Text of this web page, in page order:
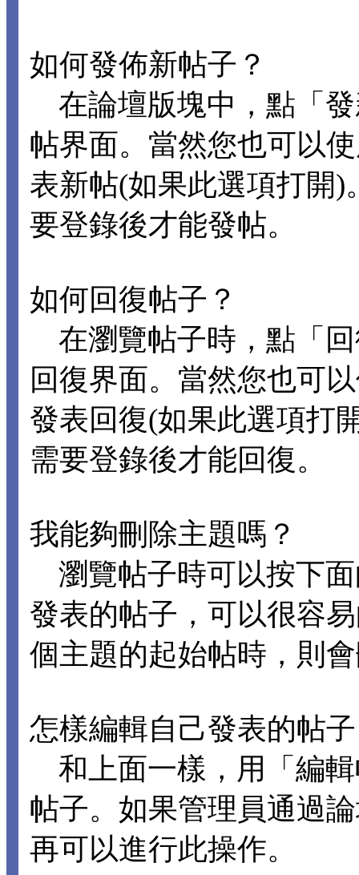
如何發佈新帖子？
在論壇版塊中，點「
帖界面。當然您也可以
表新帖(如果此選項打開
要登錄後才能發帖。
如何回復帖子？
在瀏覽帖子時，點「
回復界面。當然您也可
發表回復(如果此選項打
需要登錄後才能回復。
我能夠刪除主題嗎？
瀏覽帖子時可以按下
發表的帖子，可以很容
個主題的起始帖時，則
怎樣編輯自己發表的帖
和上面一樣，用「編
帖子。如果管理員通過
再可以進行此操作。